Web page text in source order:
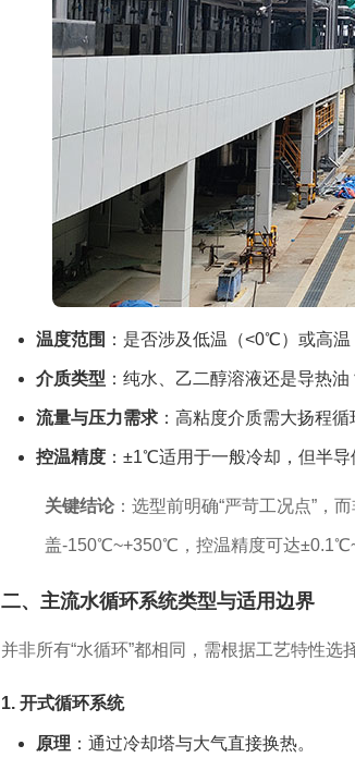
温度范围 ：是否涉及低温（<0℃）或高
介质类型 ：纯水、乙二醇溶液还是导热
流量与压力需求：高粘度介质需大扬程循
控温精度：±1℃适用于一般冷却，但半导
关键结论：选型前明确“严苛工况点”，
盖-150℃~+350℃，控温精度可达
二、主流水循环系统类型与适用边界
并非所有“水循环”都相同，需根据工艺特性选
1. 开式循环系统
原理 ：通过冷却塔与大气直接换热。